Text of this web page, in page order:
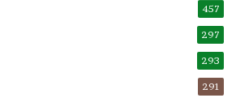
457
297
293
291